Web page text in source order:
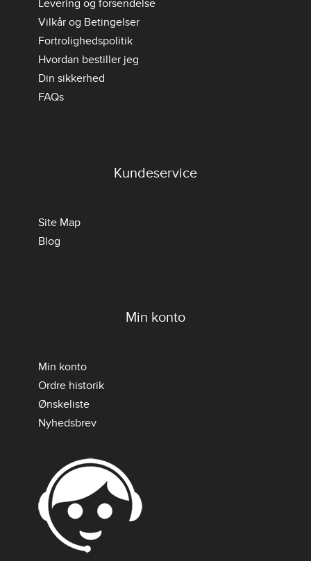
Levering og forsendelse
Vilkår og Betingelser
Fortrolighedspolitik
Hvordan bestiller jeg
Din sikkerhed
FAQs
Kundeservice
Site Map
Blog
Min konto
Min konto
Ordre historik
Ønskeliste
Nyhedsbrev